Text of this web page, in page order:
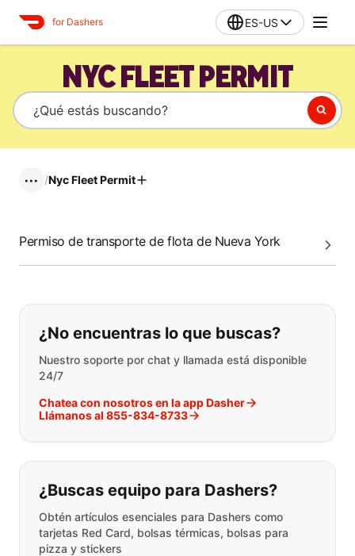
for Dashers ES-US
NYC FLEET PERMIT
••• /Nyc Fleet Permit
Permiso de transporte de flota de Nueva York
Si no puede encontrar lo que está
¿No encuentras lo que buscas?
Nuestro soporte por chat y llamada está disponible
24/7
Chatea con nosotros en la app Dasher
Llámanos al 855-834-8733
¿Buscas equipo para Dashers?
Obtén artículos esenciales para Dashers como
tarjetas Red Card, bolsas térmicas, bolsas para
pizza y stickers